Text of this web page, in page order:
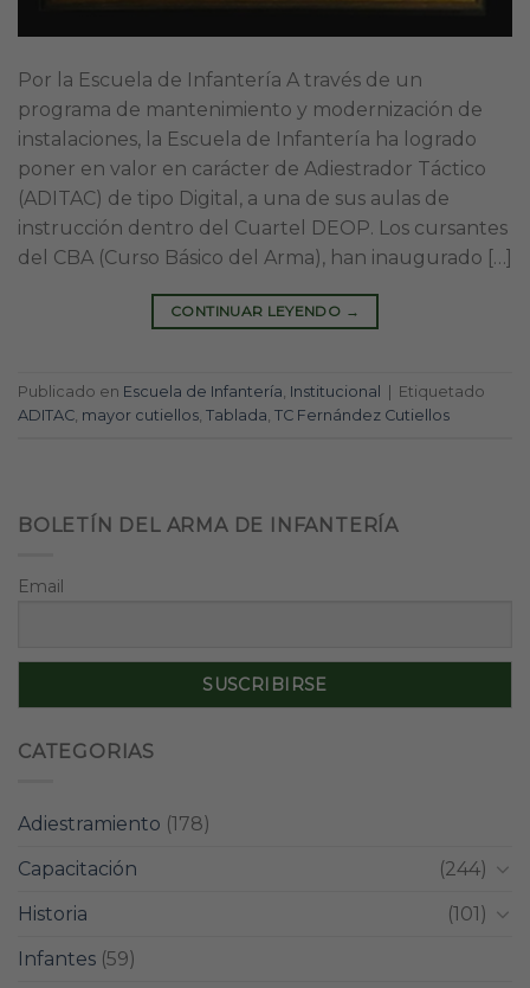
Por la Escuela de Infantería A través de un
programa de mantenimiento y modernización de
instalaciones, la Escuela de Infantería ha logrado
poner en valor en carácter de Adiestrador Táctico
(ADITAC) de tipo Digital, a una de sus aulas de
instrucción dentro del Cuartel DEOP. Los cursantes
del CBA (Curso Básico del Arma), han inaugurado […]
CONTINUAR LEYENDO →
Publicado en Escuela de Infantería, Institucional
Etiquetado
ADITAC, mayor cutiellos, Tablada, TC Fernández Cutiellos
BOLETÍN DEL ARMA DE INFANTERÍA
Email
CATEGORIAS
Adiestramiento (178)
Capacitación
(244)
Historia
(101)
Infantes (59)